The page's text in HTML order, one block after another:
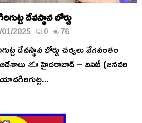
దేవస్థాన బోర్డు
2025 0 76
దేవస్థాన బోర్డు చర్యలు వేగవంతం
✍️ హైదరాబాద్ – దివిటీ (జనవరి
యాదగిరిగుట్ట...